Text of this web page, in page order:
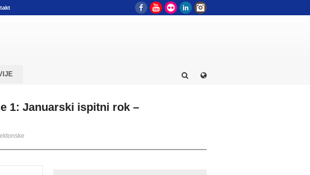
FacebookYouTube
Flickr LinkedIn
1: Januarski ispitni rok –